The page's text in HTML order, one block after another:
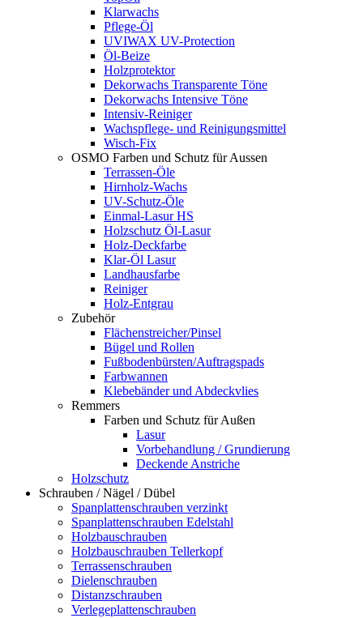
Klarwachs
Pflege-Öl
UVIWAX UV-Protection
Öl-Beize
Holzprotektor
Dekorwachs Transparente Töne
Dekorwachs Intensive Töne
Intensiv-Reiniger
Wachspflege- und Reinigungsmittel
Wisch-Fix
OSMO Farben und Schutz für Aussen
Terrassen-Öle
Hirnholz-Wachs
UV-Schutz-Öle
Einmal-Lasur HS
Holzschutz Öl-Lasur
Holz-Deckfarbe
Klar-Öl Lasur
Landhausfarbe
Reiniger
Holz-Entgrau
Zubehör
Flächenstreicher/Pinsel
Bügel und Rollen
Fußbodenbürsten/Auftragspads
Farbwannen
Klebebänder und Abdeckvlies
Remmers
Farben und Schutz für Außen
Lasur
Vorbehandlung / Grundierung
Deckende Anstriche
Holzschutz
Schrauben / Nägel / Dübel
Spanplattenschrauben verzinkt
Spanplattenschrauben Edelstahl
Holzbauschrauben
Holzbauschrauben Tellerkopf
Terrassenschrauben
Dielenschrauben
Distanzschrauben
Verlegeplattenschrauben